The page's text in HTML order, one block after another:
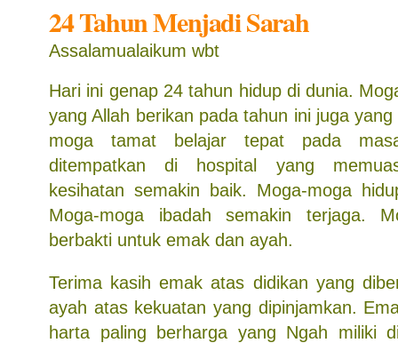
24 Tahun Menjadi Sarah
Assalamualaikum wbt
Hari ini genap 24 tahun hidup di dunia.
yang Allah berikan pada tahun ini juga
moga tamat belajar tepat pada
ditempatkan di hospital yang
kesihatan semakin baik. Moga-moga
Moga-moga ibadah semakin terjaga.
berbakti untuk emak dan ayah.
Terima kasih emak atas didikan yang
ayah atas kekuatan yang dipinjamkan.
harta paling berharga yang Ngah miliki